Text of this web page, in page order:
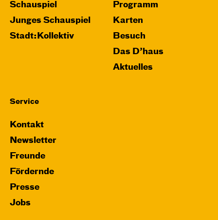
Schauspiel
Junges Schauspiel
Stadt:Kollektiv
Programm
Karten
Besuch
Das D’haus
Aktuelles
Service
Kontakt
Newsletter
Freunde
Fördernde
Presse
Jobs